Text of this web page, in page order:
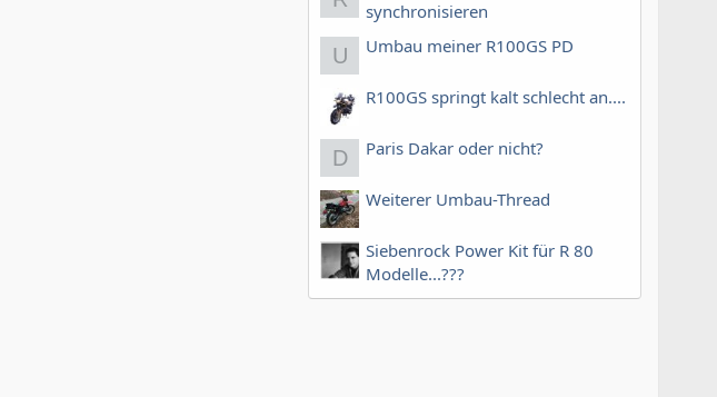
synchronisieren
U Umbau meiner R100GS PD
R100GS springt kalt schlecht an....
D Paris Dakar oder nicht?
Weiterer Umbau-Thread
Siebenrock Power Kit für R 80
Modelle...???